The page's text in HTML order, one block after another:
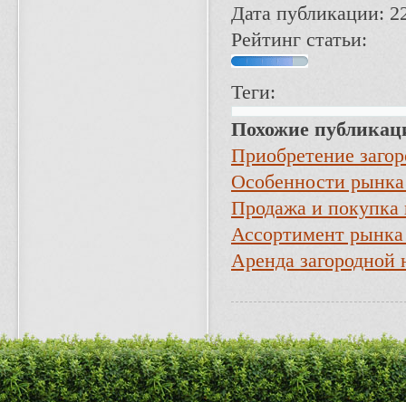
Дата публикации:
Рейтинг статьи:
Теги:
Похожие
Приобретение
Особенности
Продажа и покупка
Ассортимент
Аренда